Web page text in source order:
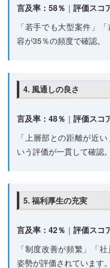
言及率：58％ ｜ 評価スコ
「若手でも大型案件」
容が35％の頻度で確認。
4. 風通しの良さ
言及率：48％ ｜ 評価スコ
「上層部との距離が近
いう評価が一貫して確認。
5. 福利厚生の充実
言及率：42％ ｜ 評価スコ
「制度改善が頻繁」「
姿勢が評価されています。